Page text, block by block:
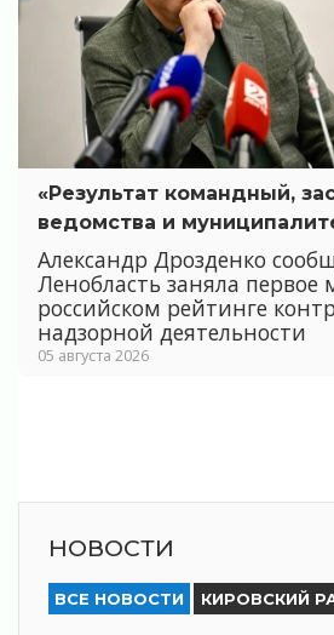
«Результат командный,
ведомства и
Александр Дрозденко
Ленобласть заняла первое
российском рейтинге
надзорной деятельности
05 августа 2026
НОВОСТИ
ВСЕ НОВОСТИ КИРОВСКИЙ